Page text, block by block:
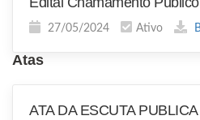
27/05/2024 Ativo
Atas
ATA DA ESCUTA